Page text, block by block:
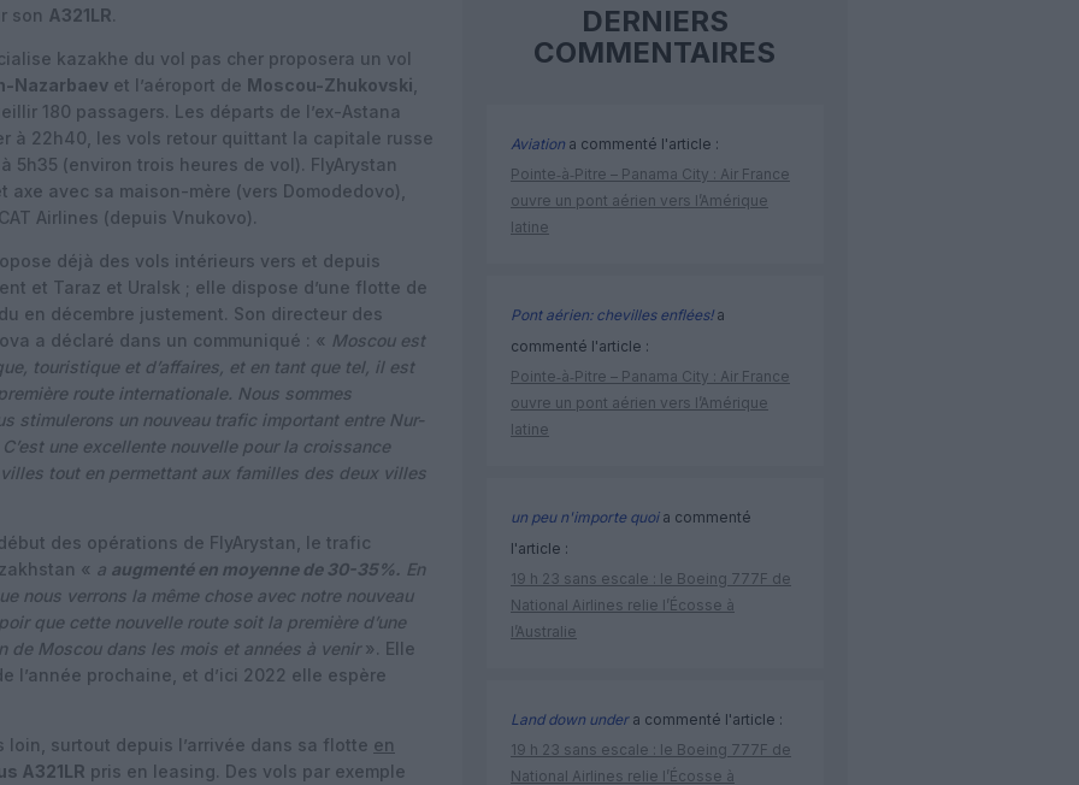
son A321LR.
kazakhe du vol pas cher proposera un vol
Nazarbaev et l’aéroport de Moscou-Zhukovski
180 passagers. Les départs de l’ex-Astana
à 22h40, les vols retour quittant la capitale russe
5h35 (environ trois heures de vol). FlyArystan
avec sa maison-mère (vers Domodedovo),
Airlines (depuis Vnukovo).
déjà des vols intérieurs vers et depuis
et Taraz et Uralsk ; elle dispose d’une flotte de
en décembre justement. Son directeur des
a déclaré dans un communiqué : « Moscou est
touristique et d’affaires, et en tant que tel, il est
route internationale. Nous sommes
stimulerons un nouveau trafic important entre Nur-
C’est une excellente nouvelle pour la croissance
tout en permettant aux familles des deux villes
des opérations de FlyArystan, le trafic
« a augmenté en moyenne de 30-35%. En
nous verrons la même chose avec notre nouveau
que cette nouvelle route soit la première d’une
de Moscou dans les mois et années à venir». Elle
l’année prochaine, et d’ici 2022 elle espère
loin, surtout depuis l’arrivée dans sa flotte en
A321LR pris en leasing. Des vols par exemple
DERNIERS
COMMENTAIRES
Aviation a commenté l'article :
Pointe‑à‑Pitre – Panama City : Air France
ouvre un pont aérien vers l’Amérique
latine
Pont aérien: chevilles enflées!a
commenté l'article :
Pointe‑à‑Pitre – Panama City : Air France
ouvre un pont aérien vers l’Amérique
latine
un peu n'importe quoia commenté
l'article :
19 h 23 sans escale : le Boeing 777F de
National Airlines relie l’Écosse à
l’Australie
Land down undera commenté l'article :
19 h 23 sans escale : le Boeing 777F de
National Airlines relie l’Écosse à